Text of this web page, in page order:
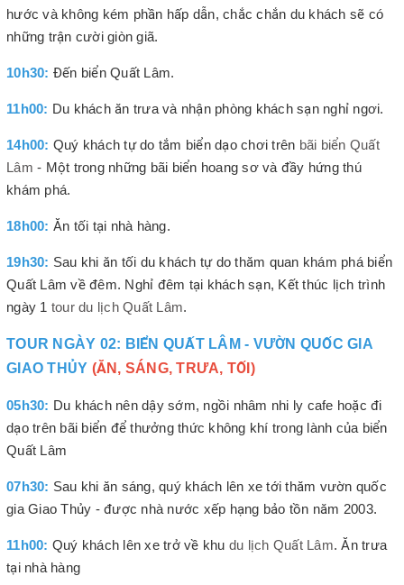
hước và không kém phần hấp dẫn, chắc chắn du khách sẽ có
những trận cười giòn giã.
10h30: Đến biển Quất Lâm.
11h00: Du khách ăn trưa và nhận phòng khách sạn nghỉ ngơi.
14h00: Quý khách tự do tắm biển dạo chơi trên bãi biển Quất
Lâm - Một trong những bãi biển hoang sơ và đầy hứng thú
khám phá.
18h00: Ăn tối tại nhà hàng.
19h30: Sau khi ăn tối du khách tự do thăm quan khám phá biển
Quất Lâm về đêm. Nghỉ đêm tại khách sạn, Kết thúc lịch trình
ngày 1 tour du lịch Quất Lâm.
TOUR NGÀY 02: BIỂN QUẤT LÂM - VƯỜN QUỐC GIA
GIAO THỦY (ĂN, SÁNG, TRƯA, TỐI)
05h30: Du khách nên dậy sớm, ngồi nhâm nhi ly cafe hoặc đi
dạo trên bãi biển để thưởng thức không khí trong lành của biển
Quất Lâm
07h30: Sau khi ăn sáng, quý khách lên xe tới thăm vườn quốc
gia Giao Thủy - được nhà nước xếp hạng bảo tồn năm 2003.
11h00: Quý khách lên xe trở về khu du lịch Quất Lâm. Ăn trưa
tại nhà hàng